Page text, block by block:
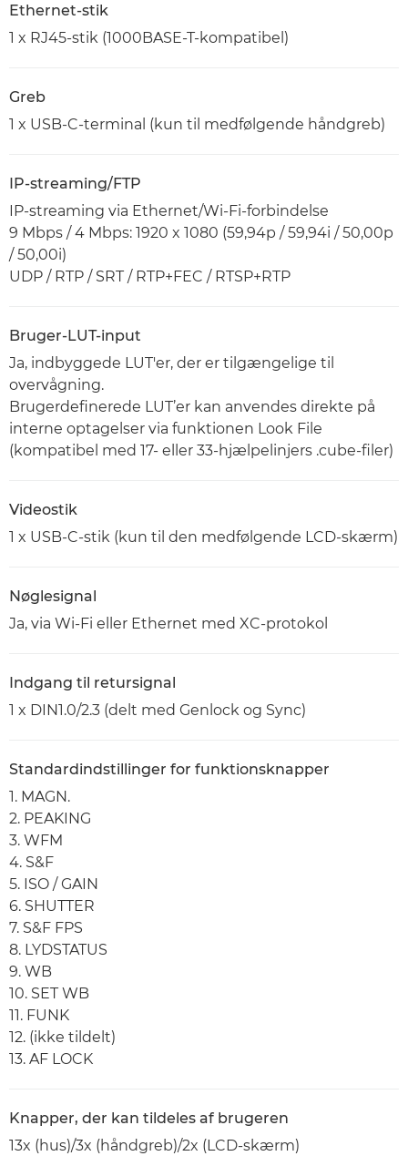
Ethernet-stik
1 x RJ45-stik (1000BASE-T-kompatibel)
Greb
1 x USB-C-terminal (kun til medfølgende håndgreb)
IP-streaming/FTP
IP-streaming via Ethernet/Wi-Fi-forbindelse
9 Mbps / 4 Mbps: 1920 x 1080 (59,94p / 59,94i / 50,00p
/ 50,00i)
UDP / RTP / SRT / RTP+FEC / RTSP+RTP
Bruger-LUT-input
Ja, indbyggede LUT'er, der er tilgængelige til
overvågning.
Brugerdefinerede LUT’er kan anvendes direkte på
interne optagelser via funktionen Look File
(kompatibel med 17- eller 33-hjælpelinjers .cube-filer)
Videostik
1 x USB-C-stik (kun til den medfølgende LCD-skærm)
Nøglesignal
Ja, via Wi-Fi eller Ethernet med XC-protokol
Indgang til retursignal
1 x DIN1.0/2.3 (delt med Genlock og Sync)
Standardindstillinger for funktionsknapper
1. MAGN.
2. PEAKING
3. WFM
4. S&F
5. ISO / GAIN
6. SHUTTER
7. S&F FPS
8. LYDSTATUS
9. WB
10. SET WB
11. FUNK
12. (ikke tildelt)
13. AF LOCK
Knapper, der kan tildeles af brugeren
13x (hus)/3x (håndgreb)/2x (LCD-skærm)